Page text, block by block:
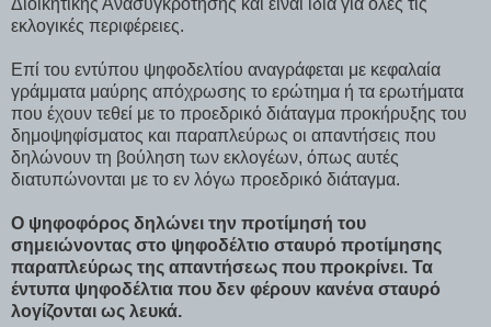
Διοικητικής Ανασυγκρότησης και είναι ίδια για όλες τις
εκλογικές περιφέρειες.
Επί του εντύπου ψηφοδελτίου αναγράφεται με κεφαλαία
γράμματα μαύρης απόχρωσης το ερώτημα ή τα ερωτήματα
που έχουν τεθεί με το προεδρικό διάταγμα προκήρυξης του
δημοψηφίσματος και παραπλεύρως οι απαντήσεις που
δηλώνουν τη βούληση των εκλογέων, όπως αυτές
διατυπώνονται με το εν λόγω προεδρικό διάταγμα.
Ο ψηφοφόρος δηλώνει την προτίμησή του
σημειώνοντας στο ψηφοδέλτιο σταυρό προτίμησης
παραπλεύρως της απαντήσεως που προκρίνει. Τα
έντυπα ψηφοδέλτια που δεν φέρουν κανένα σταυρό
λογίζονται ως λευκά.